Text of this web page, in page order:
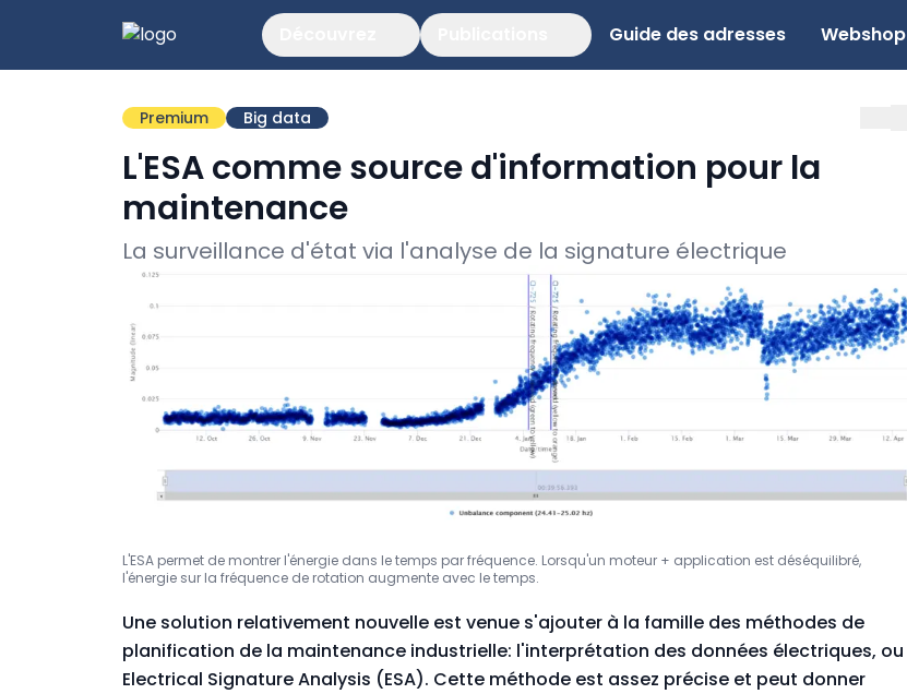
Guide des adresses Webshop
Premium Big data
L'ESA comme source d'information pour la
maintenance
La surveillance d'état via l'analyse de la signature électrique
L'ESA permet de montrer l'énergie dans le temps par fréquence. Lorsqu'un moteur + application est déséquilibré,
l'énergie sur la fréquence de rotation augmente avec le temps.
Une solution relativement nouvelle est venue s'ajouter à la famille des méthodes de
planification de la maintenance industrielle: l'interprétation des données électriques, ou
Electrical Signature Analysis (ESA). Cette méthode est assez précise et peut donner